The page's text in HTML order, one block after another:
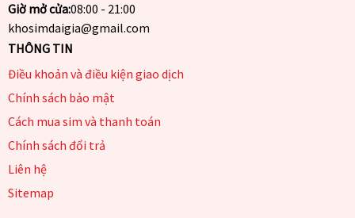
Giờ mở cửa:08:00 - 21:00
khosimdaigia@gmail.com
THÔNG TIN
Điều khoản và điều kiện giao dịch
Chính sách bảo mật
Cách mua sim và thanh toán
Chính sách đổi trả
Liên hệ
Sitemap